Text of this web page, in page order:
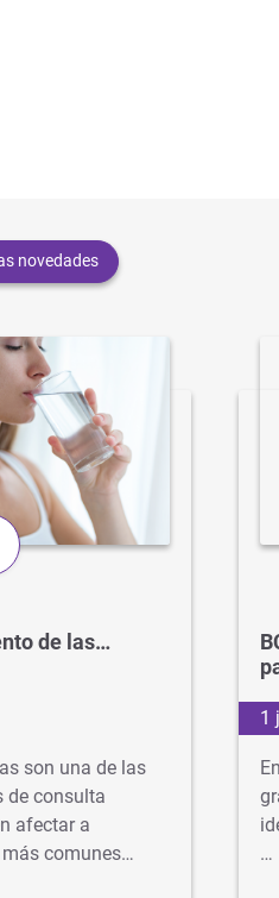
novedades
de las…
son una de las
de consulta
afectar a
comunes…
1
…